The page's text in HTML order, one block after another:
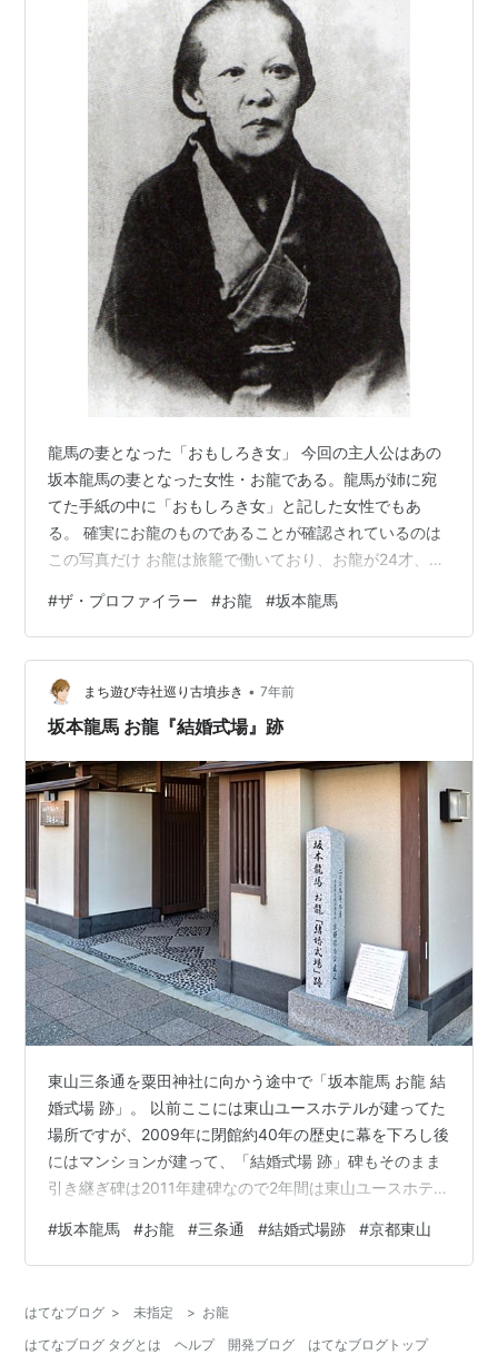
龍馬の妻となった「おもしろき女」 今回の主人公はあの
坂本龍馬の妻となった女性・お龍である。龍馬が姉に宛
てた手紙の中に「おもしろき女」と記した女性でもあ
る。 確実にお龍のものであることが確認されているのは
この写真だけ お龍は旅籠で働いており、お龍が24才、龍
父を持って生まれた。父は勤王派で幕府に批判的なもの
が多く訪れていたという。しかし18歳の時、父が安政の
大獄で投獄され、それで体調を崩して釈放されてから3年
後に病死してしまう。一家は困窮し、母がダマされて妹
を身売りしてしまう。それを聞いたお龍は一人で大阪ま
#ザ・プロファイラー #お龍 #坂本龍馬
まち遊び寺社巡り古墳歩き • 7年前
坂本龍馬 お龍『結婚式場』跡
東山三条通を粟田神社に向かう途中で「坂本龍馬 お龍 結
婚式場 跡」。 以前ここには東山ユースホテルが建ってた
場所ですが、2009年に閉館約40年の歴史に幕を下ろし後
にはマンションが建って、「結婚式場 跡」碑もそのまま
引き継ぎ碑は2011年建碑なので2年間は東山ユースホテル
或は中岡慎太郎の媒酌で二人は婚姻関係を結んだという
のが通説でしたが、父親が青漣院中川宮の侍医だった事
仲人で内祝言を挙げたと言うお龍の回顧により根拠とさ
れますが、この辺り今と違ってご本人以外でも何をもっ
#坂本龍馬 #お龍 #三条通 #結婚式場跡 #京都東山
はてなブログ > 未指定 > お龍
はてなブログ タグとは
ヘルプ 開発ブログ はてなブログトップ